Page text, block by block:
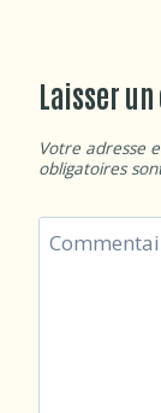
Laisser
Votre adresse
obligatoires